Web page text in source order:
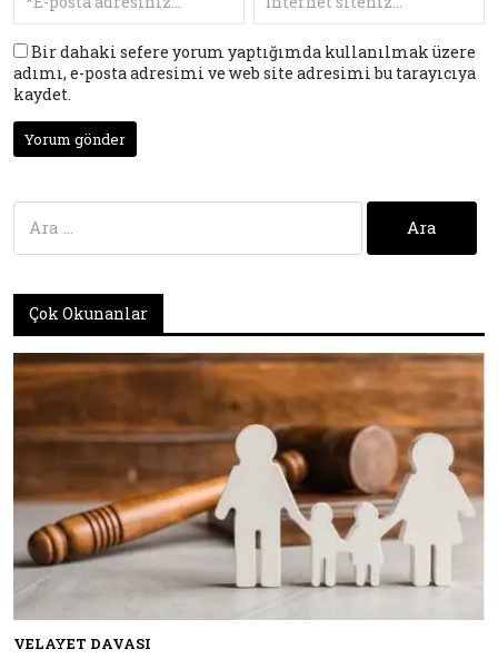
Bir dahaki sefere yorum yaptığımda kullanılmak üzere
adımı, e-posta adresimi ve web site adresimi bu tarayıcıya
kaydet.
Arama:
Çok Okunanlar
VELAYET DAVASI